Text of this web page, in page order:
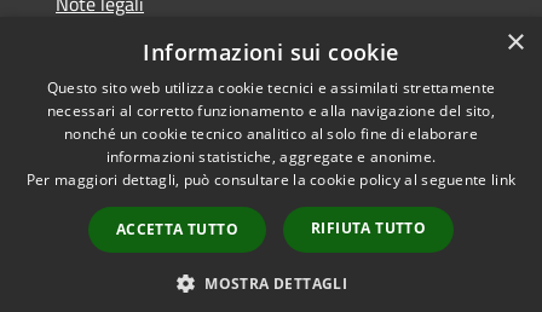
Dichiarazione di accessibilità
Accessibilità
Copyright © 2026 • Comune di
Trecate • Powered by
Municipium•
Accesso
redazione
×
Informazioni sui cookie
Questo sito web utilizza cookie tecnici e assimilati strettamente
necessari al corretto funzionamento e alla navigazione del sito,
nonché un cookie tecnico analitico al solo fine di elaborare
informazioni statistiche, aggregate e anonime.
Per maggiori dettagli, può consultare la cookie policy al seguente link
ACCETTA TUTTO RIFIUTA TUTTO
MOSTRA DETTAGLI